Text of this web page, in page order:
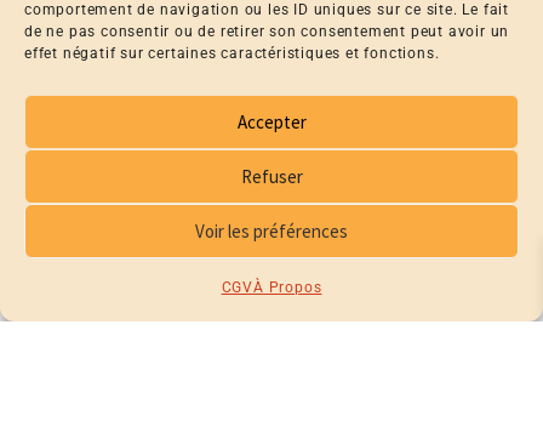
comportement de navigation ou les ID uniques sur ce site. Le fait
de ne pas consentir ou de retirer son consentement peut avoir un
effet négatif sur certaines caractéristiques et fonctions.
Accepter
Refuser
Voir les préférences
CGVÀ Propos
BATTLE ROYALE HOODIE
90,00